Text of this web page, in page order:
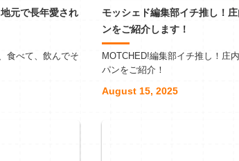
元で長年愛され
食べて、飲んでそ
モッシェド編集部イチ推し！
ンをご紹介します！
MOTCHED!編集部イチ推し！庄
パンをご紹介！
August 15, 2025